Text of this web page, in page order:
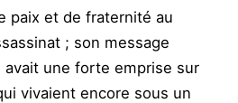
paix et de fraternité au
; son message
avait une forte emprise sur
vivaient encore sous un